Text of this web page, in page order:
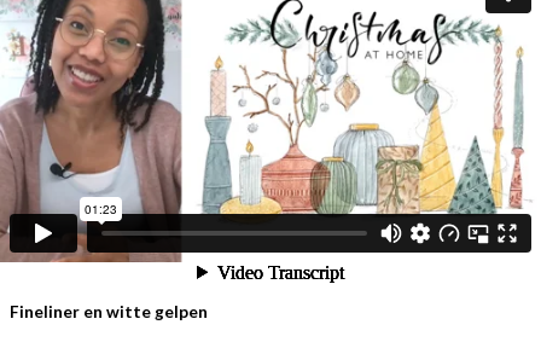
goed of fout, maar puur wat vindt jij fijn en
wat vindt jij mooi. Laat je dus inspireren, maar
kies lekker jouw eigen stijl
Fineliner en witte gelpen